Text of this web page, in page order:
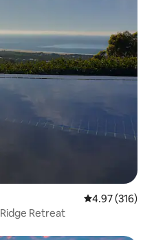
Penarafan
4.97 (316)
Retreat